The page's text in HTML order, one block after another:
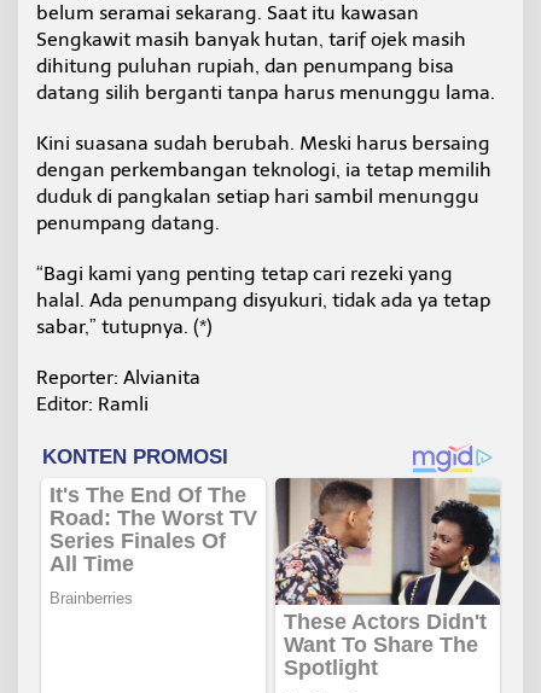
belum seramai sekarang. Saat itu kawasan
Sengkawit masih banyak hutan, tarif ojek masih
dihitung puluhan rupiah, dan penumpang bisa
datang silih berganti tanpa harus menunggu lama.
Kini suasana sudah berubah. Meski harus bersaing
dengan perkembangan teknologi, ia tetap memilih
duduk di pangkalan setiap hari sambil menunggu
penumpang datang.
“Bagi kami yang penting tetap cari rezeki yang
halal. Ada penumpang disyukuri, tidak ada ya tetap
sabar,” tutupnya. (*)
Reporter: Alvianita
Editor: Ramli